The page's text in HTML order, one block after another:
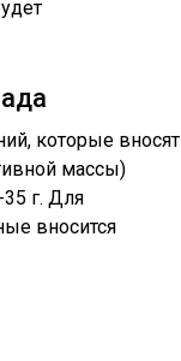
которые вносят
массы)
35 г. Для
вносится